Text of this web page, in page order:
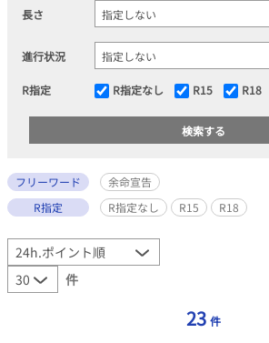
長さ
進行状況
R指定 R指定なし R15 R18
フリーワード
余命宣告
R指定
R指定なし R15 R18
件
23 件